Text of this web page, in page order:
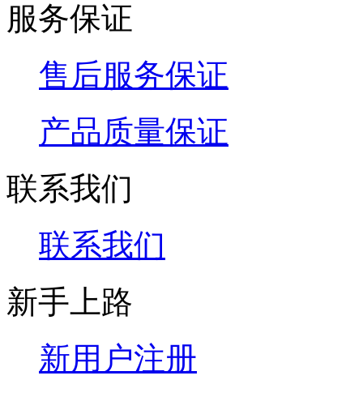
服务保证
售后服务保证
产品质量保证
联系我们
联系我们
新手上路
新用户注册